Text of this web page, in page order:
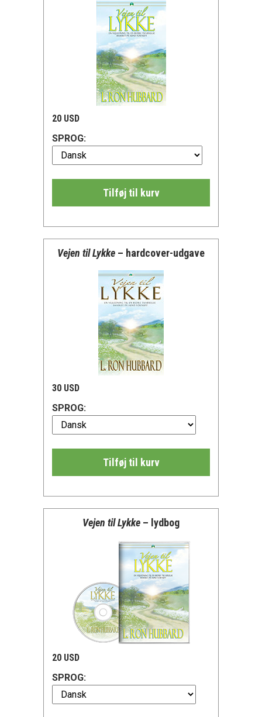
20 USD
SPROG:
Tilføj til kurv
Vejen til Lykke – hardcover-udgave
30 USD
SPROG:
Tilføj til kurv
Vejen til Lykke – lydbog
20 USD
SPROG: